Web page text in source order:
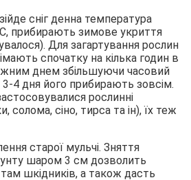
сніг денна температура
прибирають зимове укриття
Для загартування рослин
спочатку на кілька годин в
днем збільшуючи часовий
4 дня його прибирають зовсім.
рослинні
солома, сіно, тирса та ін), їх теж
старої мульчі. Зняття
шаром 3 см дозволить
шкідників, а також дасть